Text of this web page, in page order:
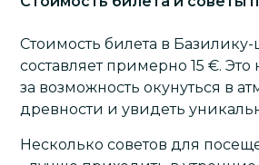
Стоимость билета в
составляет примерно 15 €.
за возможность окунуться в
древности и увидеть
Несколько советов для